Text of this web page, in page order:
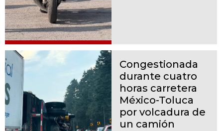
Congestionada
durante cuatro
horas carretera
México-Toluca
por volcadura de
un camión